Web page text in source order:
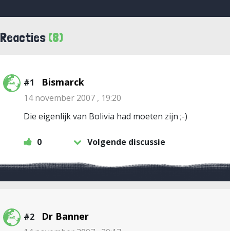
Reacties (8)
#1 Bismarck
14 november 2007 , 19:20
Die eigenlijk van Bolivia had moeten zijn ;-)
0 Volgende discussie
#2 Dr Banner